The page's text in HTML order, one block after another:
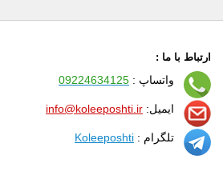
ارتباط با ما :
واتساپ : 09224634125
ایمیل: info@koleeposhti.ir
تلگرام : Koleeposhti